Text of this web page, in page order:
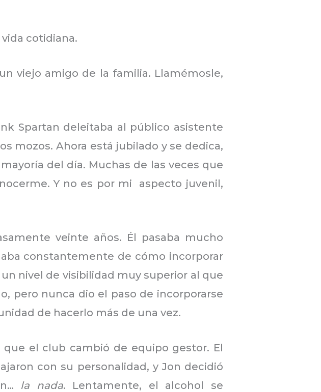
cotidiana.
viejo amigo de la familia. Llamémosle,
Spartan deleitaba al público asistente
mozos. Ahora está jubilado y se dedica,
del día. Muchas de las veces que
Y no es por mi aspecto juvenil,
veinte años. Él pasaba mucho
constantemente de cómo incorporar
nivel de visibilidad muy superior al que
pero nunca dio el paso de incorporarse
de hacerlo más de una vez.
el club cambió de equipo gestor. El
con su personalidad, y Jon decidió
la nada. Lentamente, el alcohol se